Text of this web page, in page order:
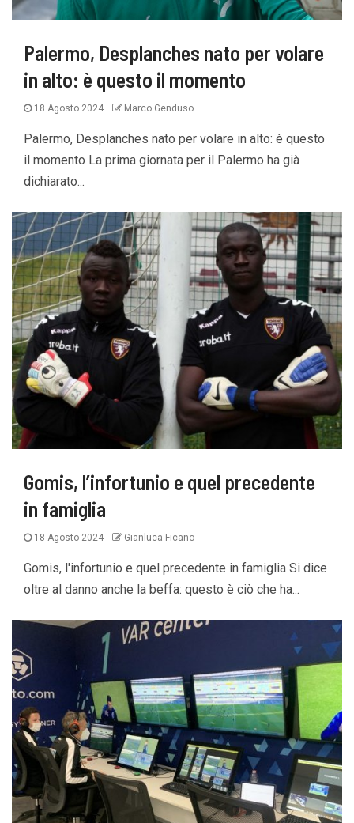
Palermo, Desplanches nato per volare
in alto: è questo il momento
18 Agosto 2024 Marco Genduso
Palermo, Desplanches nato per volare in alto: è questo
il momento La prima giornata per il Palermo ha già
dichiarato...
Gomis, l’infortunio e quel precedente
in famiglia
18 Agosto 2024 Gianluca Ficano
Gomis, l'infortunio e quel precedente in famiglia Si dice
oltre al danno anche la beffa: questo è ciò che ha...